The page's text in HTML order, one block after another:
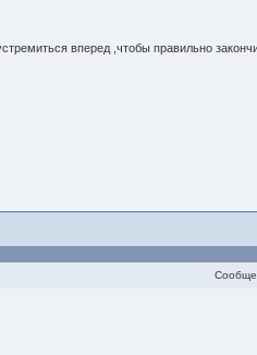
вперед ,чтобы правильно